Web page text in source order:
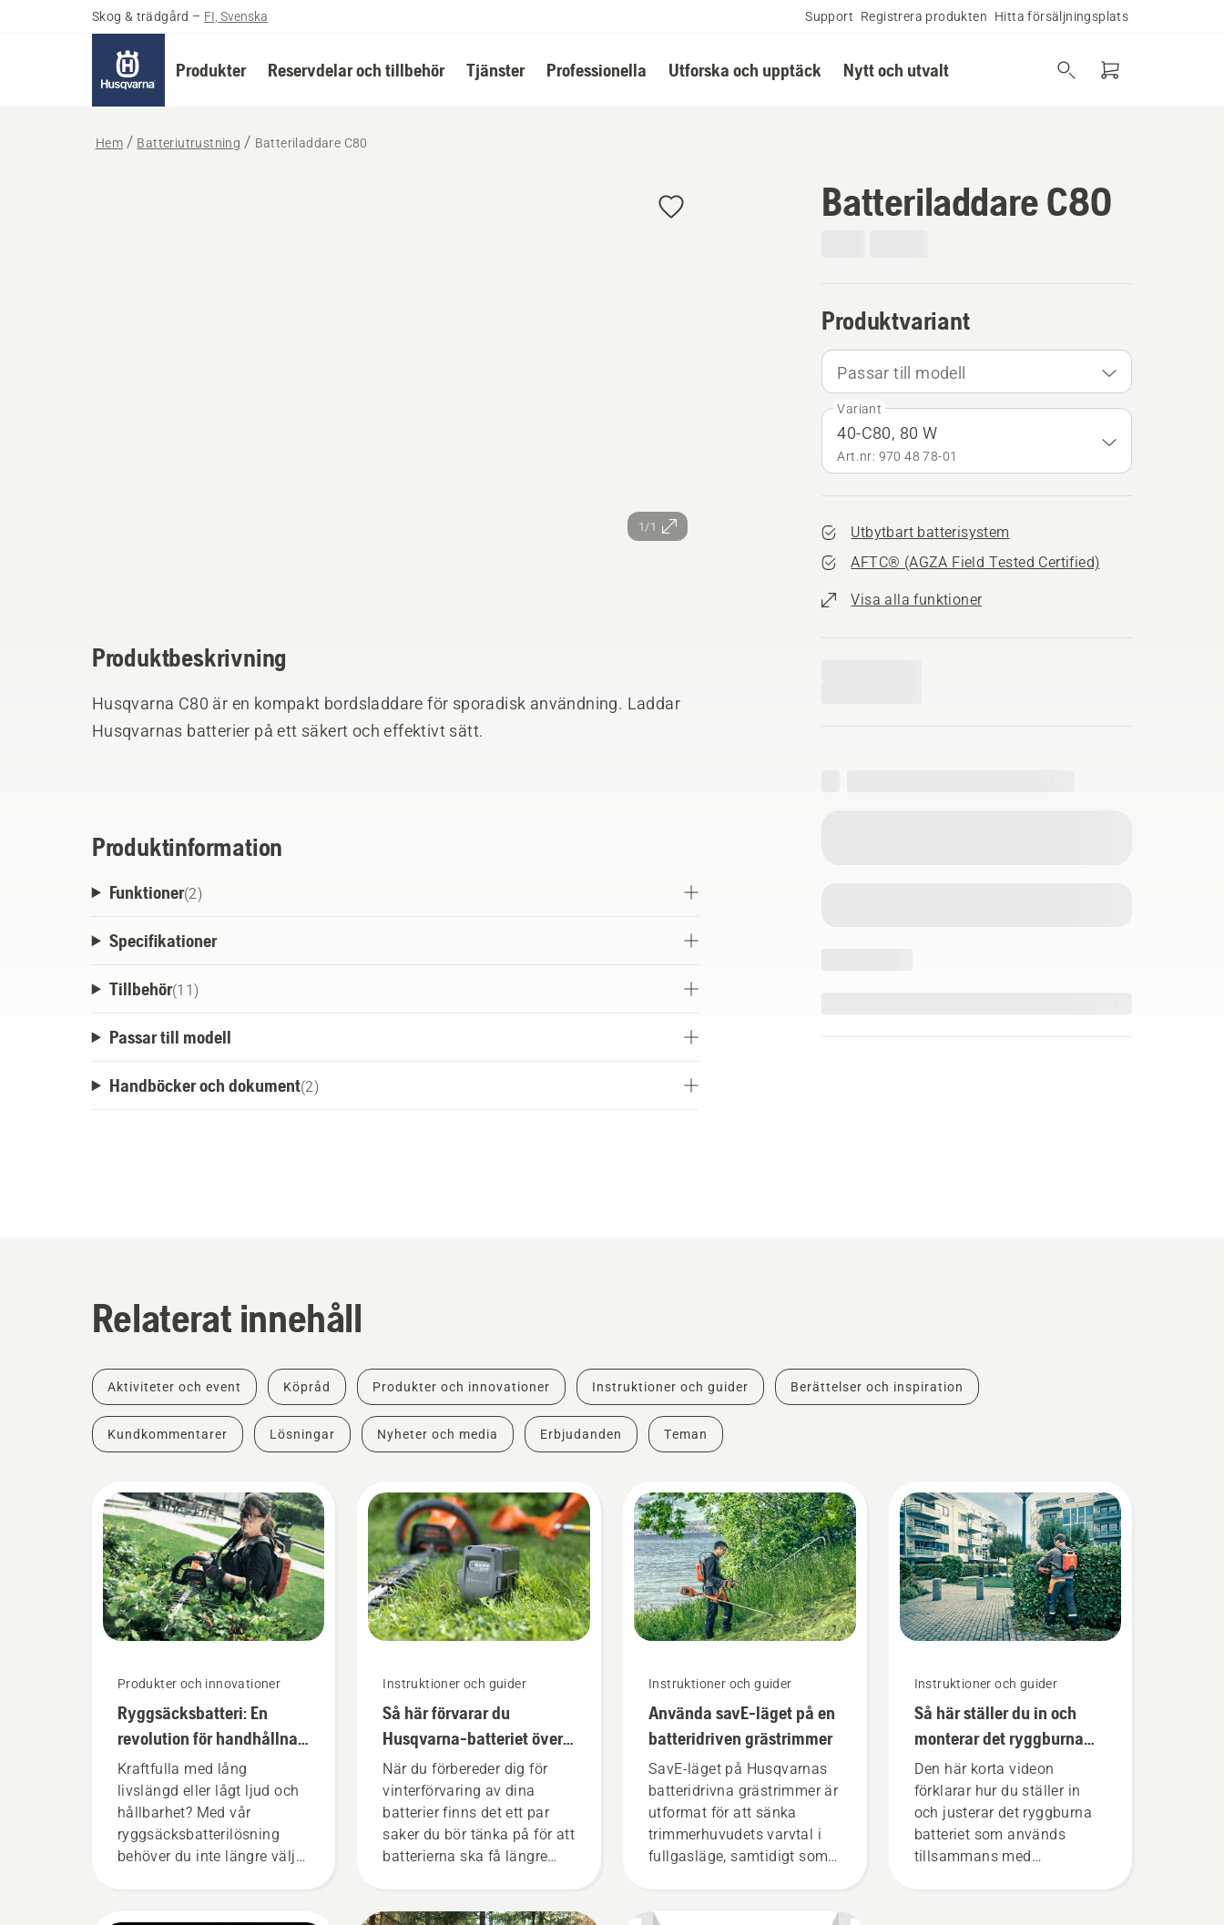
Skog & trädgård – FI, Svenska Support Registrera produkten Hitta försäljningsplats
Produkter Reservdelar och tillbehör Tjänster Professionella Utforska och upptäck Nytt och utvalt
Hem Batteriutrustning Batteriladdare C80
1/1
Batteriladdare C80
Produktvariant
Passar till modell
Variant
40-C80, 80 W
Art.nr: 970 48 78‑01
Utbytbart batterisystem
AFTC® (AGZA Field Tested Certified)​
Visa alla funktioner
Produktbeskrivning
Husqvarna C80 är en kompakt bordsladdare för sporadisk användning. Laddar
Husqvarnas batterier på ett säkert och effektivt sätt.
Produktinformation
Funktioner(2)
Specifikationer
Tillbehör(11 )
Passar till modell
Handböcker och dokument(2)
Relaterat innehåll
Aktiviteter och event Köpråd Produkter och innovationer Instruktioner och guider Berättelser och inspiration
Kundkommentarer Lösningar Nyheter och media Erbjudanden Teman
Produkter och innovationer
Ryggsäcksbatteri: En
revolution för handhållna,
batteridrivna
motorverktyg
Kraftfulla med lång
livslängd eller lågt ljud och
hållbarhet? Med vår
ryggsäcksbatterilösning
behöver du inte längre välja.
Instruktioner och guider
Så här förvarar du
Husqvarna-batteriet över
vintern
När du förbereder dig för
vinterförvaring av dina
batterier finns det ett par
saker du bör tänka på för att
batterierna ska få längre
Instruktioner och guider
Använda savE-läget på en
batteridriven grästrimmer
SavE-läget på Husqvarnas
batteridrivna grästrimmer är
utformat för att sänka
trimmerhuvudets varvtal i
fullgasläge, samtidigt som
Instruktioner och guider
Så här ställer du in och
monterar det ryggburna
batteriet korrekt
Den här korta videon
förklarar hur du ställer in
och justerar det ryggburna
batteriet som används
tillsammans med